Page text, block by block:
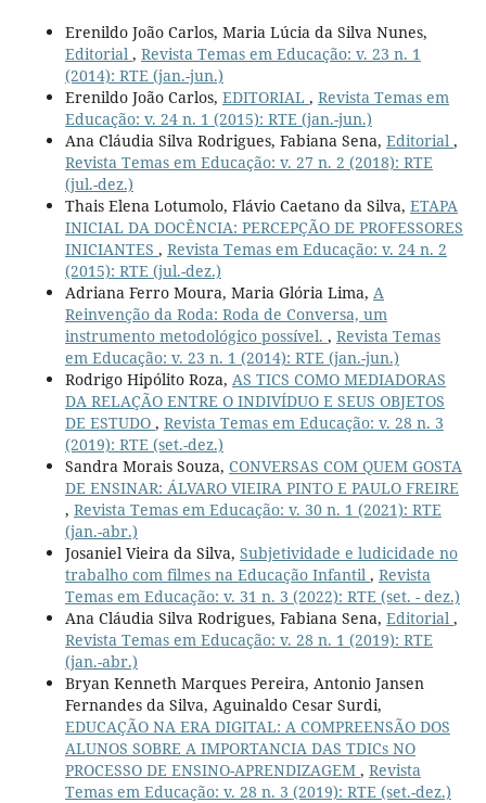
Erenildo João Carlos, Maria Lúcia da Silva Nunes,
Editorial , Revista Temas em Educação: v. 23 n. 1
(2014): RTE (jan.-jun.)
Erenildo João Carlos, EDITORIAL , Revista Temas em
Educação: v. 24 n. 1 (2015): RTE (jan.-jun.)
Ana Cláudia Silva Rodrigues, Fabiana Sena, Editorial ,
Revista Temas em Educação: v. 27 n. 2 (2018): RTE
(jul.-dez.)
Thais Elena Lotumolo, Flávio Caetano da Silva, ETAPA
INICIAL DA DOCÊNCIA: PERCEPÇÃO DE PROFESSORES
INICIANTES , Revista Temas em Educação: v. 24 n. 2
(2015): RTE (jul.-dez.)
Adriana Ferro Moura, Maria Glória Lima, A
Reinvenção da Roda: Roda de Conversa, um
instrumento metodológico possível. , Revista Temas
em Educação: v. 23 n. 1 (2014): RTE (jan.-jun.)
Rodrigo Hipólito Roza, AS TICS COMO MEDIADORAS
DA RELAÇÃO ENTRE O INDIVÍDUO E SEUS OBJETOS
DE ESTUDO , Revista Temas em Educação: v. 28 n. 3
(2019): RTE (set.-dez.)
Sandra Morais Souza, CONVERSAS COM QUEM GOSTA
DE ENSINAR: ÁLVARO VIEIRA PINTO E PAULO FREIRE
, Revista Temas em Educação: v. 30 n. 1 (2021): RTE
(jan.-abr.)
Josaniel Vieira da Silva, Subjetividade e ludicidade no
trabalho com filmes na Educação Infantil , Revista
Temas em Educação: v. 31 n. 3 (2022): RTE (set. - dez.)
Ana Cláudia Silva Rodrigues, Fabiana Sena, Editorial ,
Revista Temas em Educação: v. 28 n. 1 (2019): RTE
(jan.-abr.)
Bryan Kenneth Marques Pereira, Antonio Jansen
Fernandes da Silva, Aguinaldo Cesar Surdi,
EDUCAÇÃO NA ERA DIGITAL: A COMPREENSÃO DOS
ALUNOS SOBRE A IMPORTANCIA DAS TDICs NO
PROCESSO DE ENSINO-APRENDIZAGEM , Revista
Temas em Educação: v. 28 n. 3 (2019): RTE (set.-dez.)